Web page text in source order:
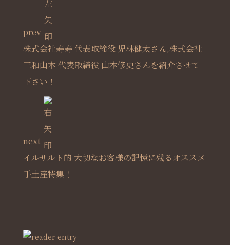
prev
株式会社寿寿 代表取締役 児林健太さん,株式会社
三和山本 代表取締役 山本修史さんを紹介させて
下さい！
next
イルサルト的 大切なお客様の記憶に残るオススメ
手土産特集！